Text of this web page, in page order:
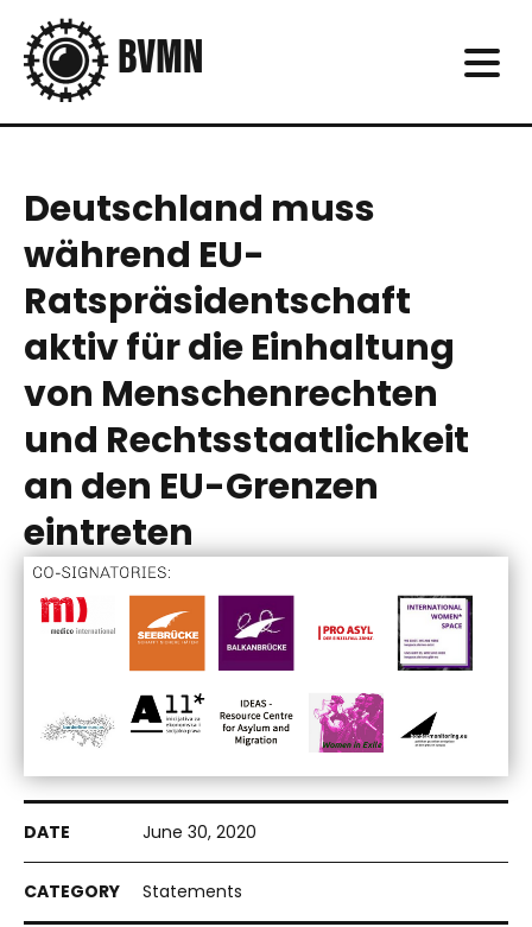
Deutschland muss
während EU-
Ratspräsidentschaft
aktiv für die Einhaltung
von Menschenrechten
und Rechtsstaatlichkeit
an den EU-Grenzen
eintreten
June 30, 2020
Statements